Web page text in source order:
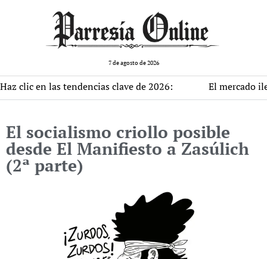
7 de agosto de 2026
las tendencias clave de 2026: El mercado ilegal
El socialismo criollo posible
desde El Manifiesto a Zasúlich
(2ª parte)